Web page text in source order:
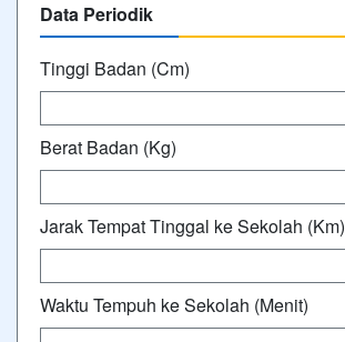
Data Periodik
Tinggi Badan (Cm)
Berat Badan (Kg)
Jarak Tempat Tinggal ke Sekolah (Km)
Waktu Tempuh ke Sekolah (Menit)